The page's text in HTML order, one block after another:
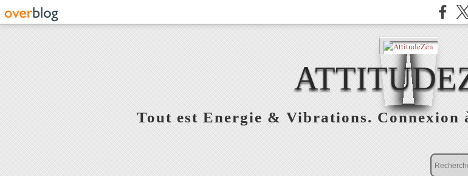
Tout est Energie & Vibrations. Connexion